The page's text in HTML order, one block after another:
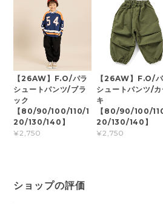
【26AW】F.O/パラ
シュートパンツ/ブラ
ック
【80/90/100/110/1
20/130/140】
¥2,750
【26AW】F.O/
シュートパンツ/カ
キ
【80/90/100/
20/130/140】
¥2,750
ショップの評価